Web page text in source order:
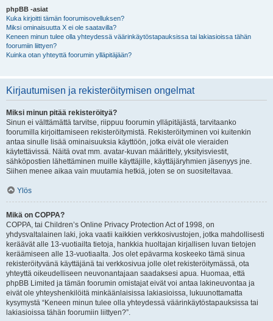
phpBB -asiat
Kuka kirjoitti tämän foorumisovelluksen?
Miksi ominaisuutta X ei ole saatavilla?
Keneen minun tulee olla yhteydessä väärinkäytöstapauksissa tai lakiasioissa tähän
foorumiin liittyen?
Kuinka otan yhteyttä foorumin ylläpitäjään?
Kirjautumisen ja rekisteröitymisen ongelmat
Miksi minun pitää rekisteröityä?
Sinun ei välttämättä tarvitse, riippuu foorumin ylläpitäjästä, tarvitaanko
foorumilla kirjoittamiseen rekisteröitymistä. Rekisteröityminen voi kuitenkin
antaa sinulle lisää ominaisuuksia käyttöön, jotka eivät ole vieraiden
käytettävissä. Näitä ovat mm. avatar-kuvan määrittely, yksityisviestit,
sähköpostien lähettäminen muille käyttäjille, käyttäjäryhmien jäsenyys jne.
Siihen menee aikaa vain muutamia hetkiä, joten se on suositeltavaa.
Ylös
Mikä on COPPA?
COPPA, tai Children’s Online Privacy Protection Act of 1998, on
yhdysvaltalainen laki, joka vaatii kaikkien verkkosivustojen, jotka mahdollisesti
keräävät alle 13-vuotiailta tietoja, hankkia huoltajan kirjallisen luvan tietojen
keräämiseen alle 13-vuotiaalta. Jos olet epävarma koskeeko tämä sinua
rekisteröityvänä käyttäjänä tai verkkosivua jolle olet rekisteröitymässä, ota
yhteyttä oikeudelliseen neuvonantajaan saadaksesi apua. Huomaa, että
phpBB Limited ja tämän foorumin omistajat eivät voi antaa lakineuvontaa ja
eivät ole yhteyshenkilöitä minkäänlaisissa lakiasioissa, lukuunottamatta
kysymystä “Keneen minun tulee olla yhteydessä väärinkäytöstapauksissa tai
lakiasioissa tähän foorumiin liittyen?”.